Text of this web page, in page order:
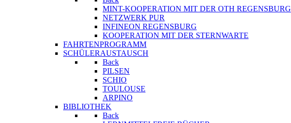
MINT-KOOPERATION MIT DER OTH REGENSBURG
NETZWERK PUR
INFINEON REGENSBURG
KOOPERATION MIT DER STERNWARTE
FAHRTENPROGRAMM
SCHÜLERAUSTAUSCH
Back
PILSEN
SCHIO
TOULOUSE
ARPINO
BIBLIOTHEK
Back